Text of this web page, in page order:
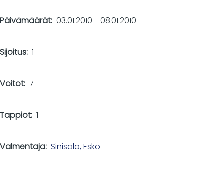
Päivämäärät 03.01.2010 - 08.01.2010
Sijoitus 1
Voitot 7
Tappiot 1
Valmentaja Sinisalo, Esko